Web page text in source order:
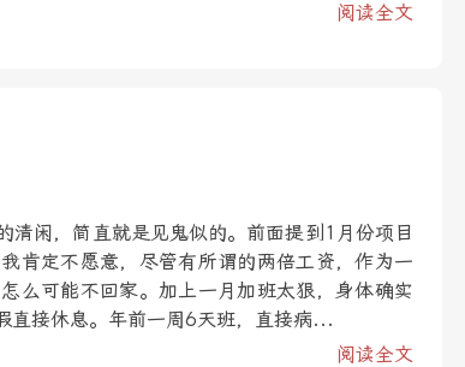
阅读全文
清闲，简直就是见鬼似的。前面提到1月份项目
肯定不愿意，尽管有所谓的两倍工资，作为一
么可能不回家。加上一月加班太狠，身体确实
直接休息。年前一周6天班，直接病...
阅读全文